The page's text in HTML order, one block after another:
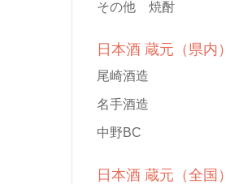
その他 焼酎
日本酒 蔵元（県内）
尾崎酒造
名手酒造
中野BC
日本酒 蔵元（全国）